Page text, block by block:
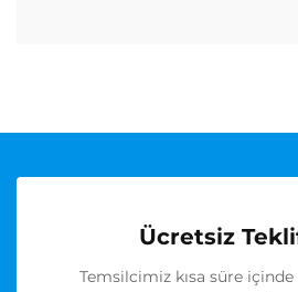
Ücretsiz
Temsilcimiz kısa süre